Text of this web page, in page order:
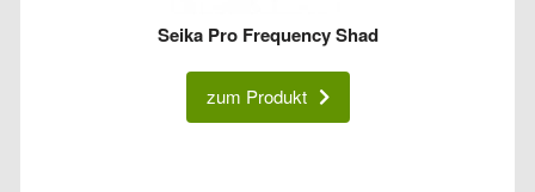
Seika Pro Frequency Shad
zum Produkt